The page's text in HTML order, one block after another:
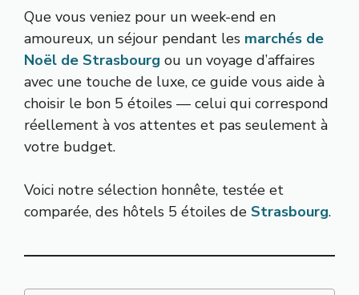
Que vous veniez pour un week-end en
amoureux, un séjour pendant les marchés de
Noël de Strasbourg ou un voyage d’affaires
avec une touche de luxe, ce guide vous aide à
choisir le bon 5 étoiles — celui qui correspond
réellement à vos attentes et pas seulement à
votre budget.
Voici notre sélection honnête, testée et
comparée, des hôtels 5 étoiles de Strasbourg.